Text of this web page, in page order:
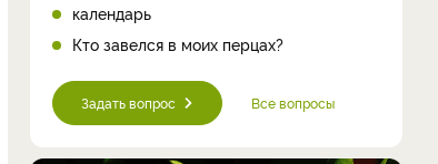
календарь
Кто завелся в моих перцах?
Задать вопрос Все вопросы